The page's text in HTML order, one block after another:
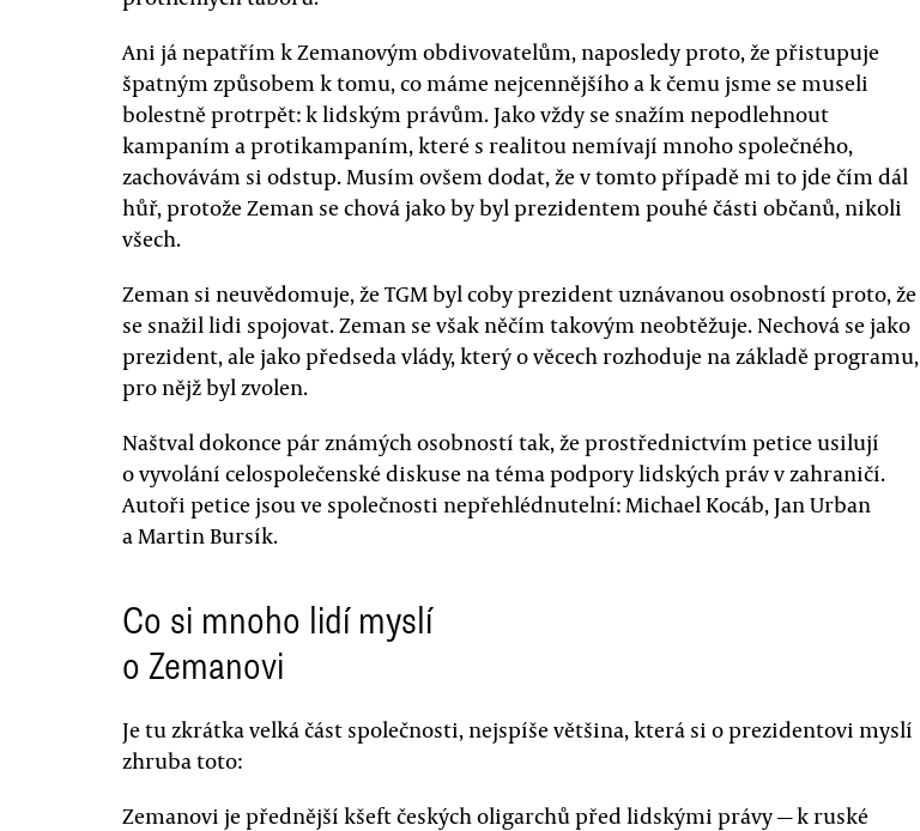
Ani já nepatřím k Zemanovým obdivovatelům, naposledy proto, že přistupuje
špatným způsobem k tomu, co máme nejcennějšího a k čemu jsme se museli
bolestně protrpět: k lidským právům. Jako vždy se snažím nepodlehnout
kampaním a protikampaním, které s realitou nemívají mnoho společného,
zachovávám si odstup. Musím ovšem dodat, že v tomto případě mi to jde čím dál
hůř, protože Zeman se chová jako by byl prezidentem pouhé části občanů, nikoli
všech.
Zeman si neuvědomuje, že TGM byl coby prezident uznávanou osobností proto, že
se snažil lidi spojovat. Zeman se však něčím takovým neobtěžuje. Nechová se jako
prezident, ale jako předseda vlády, který o věcech rozhoduje na základě programu,
pro nějž byl zvolen.
Naštval dokonce pár známých osobností tak, že prostřednictvím petice usilují
o vyvolání celospolečenské diskuse na téma podpory lidských práv v zahraničí.
Autoři petice jsou ve společnosti nepřehlédnutelní: Michael Kocáb, Jan Urban
a Martin Bursík.
Co si mnoho lidí myslí
o Zemanovi
Je tu zkrátka velká část společnosti, nejspíše většina, která si o prezidentovi myslí
zhruba toto:
Zemanovi je přednější kšeft českých oligarchů před lidskými právy — k ruské